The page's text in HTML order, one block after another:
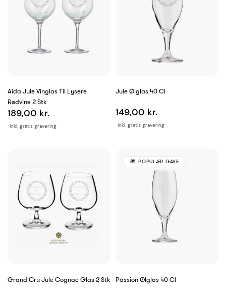
Aida Jule Vinglas Til Lysere
Rødvine 2 Stk
inkl. gratis gravering
189,00 kr.
Jule Ølglas 40 Cl
inkl. gratis gravering
149,00 kr.
Grand Cru Jule Cognac Glas 2 Stk Passion Ølglas 40 Cl
POPULÆR GAVE